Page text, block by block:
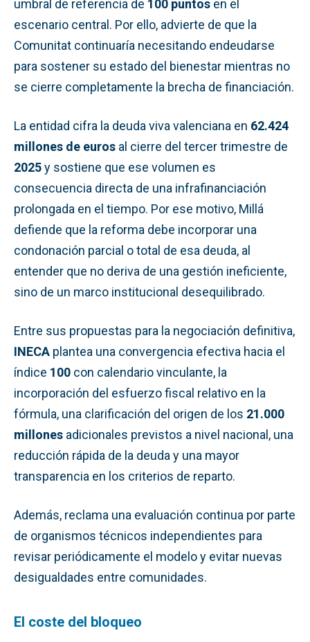
umbral de referencia de 100 puntos en el
escenario central. Por ello, advierte de que la
Comunitat continuaría necesitando endeudarse
para sostener su estado del bienestar mientras no
se cierre completamente la brecha de financiación.
La entidad cifra la deuda viva valenciana en 62.424
millones de euros al cierre del tercer trimestre de
2025y sostiene que ese volumen es
consecuencia directa de una infrafinanciación
prolongada en el tiempo. Por ese motivo, Millá
defiende que la reforma debe incorporar una
condonación parcial o total de esa deuda, al
entender que no deriva de una gestión ineficiente,
sino de un marco institucional desequilibrado.
Entre sus propuestas para la negociación definitiva,
INECA plantea una convergencia efectiva hacia el
índice 100 con calendario vinculante, la
incorporación del esfuerzo fiscal relativo en la
fórmula, una clarificación del origen de los 21.000
millones adicionales previstos a nivel nacional, una
reducción rápida de la deuda y una mayor
transparencia en los criterios de reparto.
Además, reclama una evaluación continua por parte
de organismos técnicos independientes para
revisar periódicamente el modelo y evitar nuevas
desigualdades entre comunidades.
El coste del bloqueo